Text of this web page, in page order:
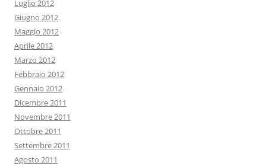
Luglio 2012
Giugno 2012
Maggio 2012
Aprile 2012
Marzo 2012
Febbraio 2012
Gennaio 2012
Dicembre 2011
Novembre 2011
Ottobre 2011
Settembre 2011
Agosto 2011